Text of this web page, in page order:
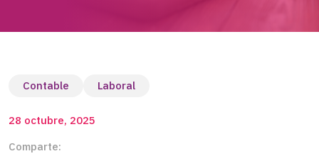
Contable Laboral
28 octubre, 2025
Comparte: